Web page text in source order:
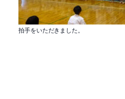
拍手をいただきました。